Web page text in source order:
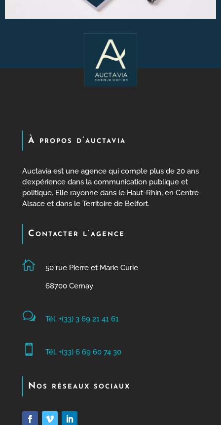
À propos d’auctavia
Auctavia est une agence qui compte plus de 20 ans
d’expérience dans la communication publique et
politique. Elle rayonne dans le Haut-Rhin, en Centre
Alsace et dans le Territoire de Belfort.
Contacter l’agence
 50 rue Pierre et Marie Curie
68700 Cernay
w Tél. +(33) 3 69 21 41 61
 Tél. +(33) 6 69 60 74 30
Nos réseaux sociaux